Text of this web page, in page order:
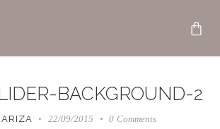
BACKGROUND-2
ARIZA 22/09/2015 0 Comments